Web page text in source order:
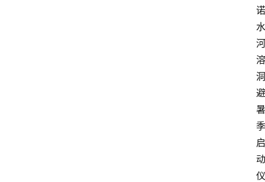
诺
水
河
溶
洞
避
暑
季
启
动
仪